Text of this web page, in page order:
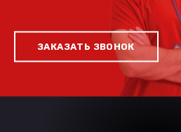
ЗАКАЗАТЬ ЗВОНОК